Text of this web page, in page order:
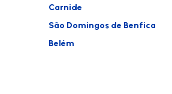
Carnide
São Domingos de Benfica
Belém